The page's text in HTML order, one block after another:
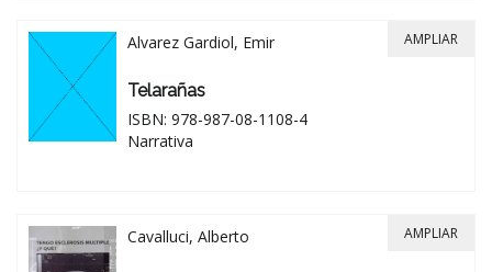
Alvarez Gardiol, Emir
Telarañas
ISBN: 978-987-08-1108-4
Narrativa
AMPLIAR
Cavalluci, Alberto AMPLIAR